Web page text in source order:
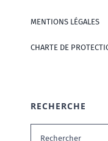
MENTIONS LÉGALES
CHARTE DE
RECHERCHE
Rechercher: